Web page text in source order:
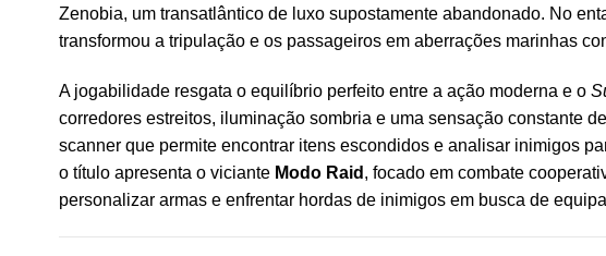
Zenobia, um transatlântico de luxo supostamente abandonado. No
transformou a tripulação e os passageiros em aberrações marinhas
A jogabilidade resgata o equilíbrio perfeito entre a ação moderna e o
corredores estreitos, iluminação sombria e uma sensação constante
scanner que permite encontrar itens escondidos e analisar inimigos
o título apresenta o viciante Modo Raid , focado em combate
personalizar armas e enfrentar hordas de inimigos em busca de